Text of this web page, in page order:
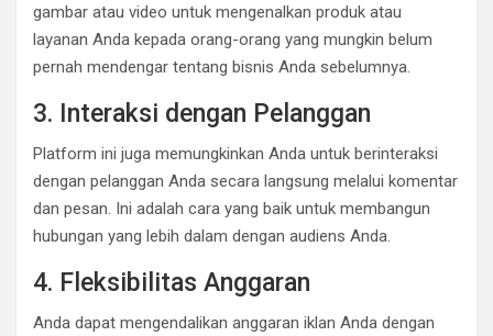
gambar atau video untuk mengenalkan produk atau
layanan Anda kepada orang-orang yang mungkin belum
pernah mendengar tentang bisnis Anda sebelumnya.
3. Interaksi dengan Pelanggan
Platform ini juga memungkinkan Anda untuk berinteraksi
dengan pelanggan Anda secara langsung melalui komentar
dan pesan. Ini adalah cara yang baik untuk membangun
hubungan yang lebih dalam dengan audiens Anda.
4. Fleksibilitas Anggaran
Anda dapat mengendalikan anggaran iklan Anda dengan